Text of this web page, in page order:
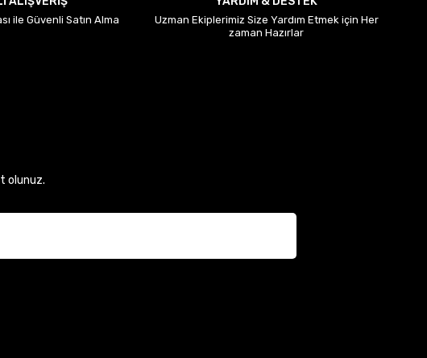
ile Güvenli Satın Alma
Uzman Ekiplerimiz Size Yardım Etmek için Her
zaman Hazırlar
olunuz.